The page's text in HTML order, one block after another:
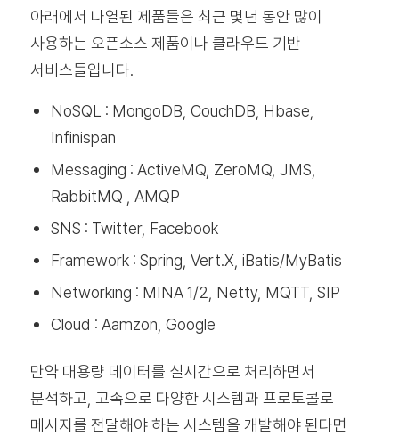
아래에서 나열된 제품들은 최근 몇년 동안 많이
사용하는 오픈소스 제품이나 클라우드 기반
서비스들입니다.
NoSQL : MongoDB, CouchDB, Hbase,
Infinispan
Messaging : ActiveMQ, ZeroMQ, JMS,
RabbitMQ , AMQP
SNS : Twitter, Facebook
Framework : Spring, Vert.X, iBatis/MyBatis
Networking : MINA 1/2, Netty, MQTT, SIP
Cloud : Aamzon, Google
만약 대용량 데이터를 실시간으로 처리하면서
분석하고, 고속으로 다양한 시스템과 프로토콜로
메시지를 전달해야 하는 시스템을 개발해야 된다면